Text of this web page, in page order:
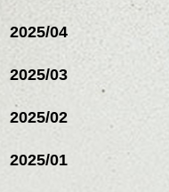
2025/04
2025/03
2025/02
2025/01